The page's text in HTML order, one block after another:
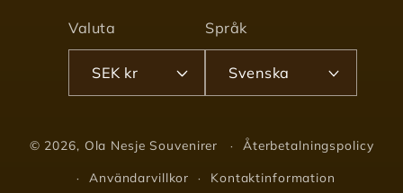
Valuta
SEK kr
Språk
Svenska
© 2026, Ola Nesje Souvenirer Återbetalningspolicy
Användarvillkor Kontaktinformation